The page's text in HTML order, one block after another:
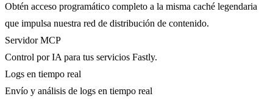
Obtén acceso programático completo a la misma caché legendaria
que impulsa nuestra red de distribución de contenido.
Servidor MCP
Control por IA para tus servicios Fastly.
Logs en tiempo real
Envío y análisis de logs en tiempo real